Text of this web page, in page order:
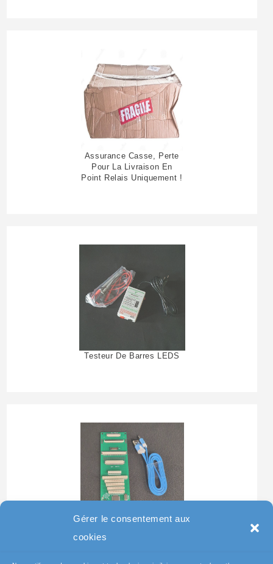
Gérer le consentement aux
cookies
Assurance Casse, Perte
Pour La Livraison En
Point Relais Uniquement !
Testeur De Barres LEDS
Testeur Pour Clavier De